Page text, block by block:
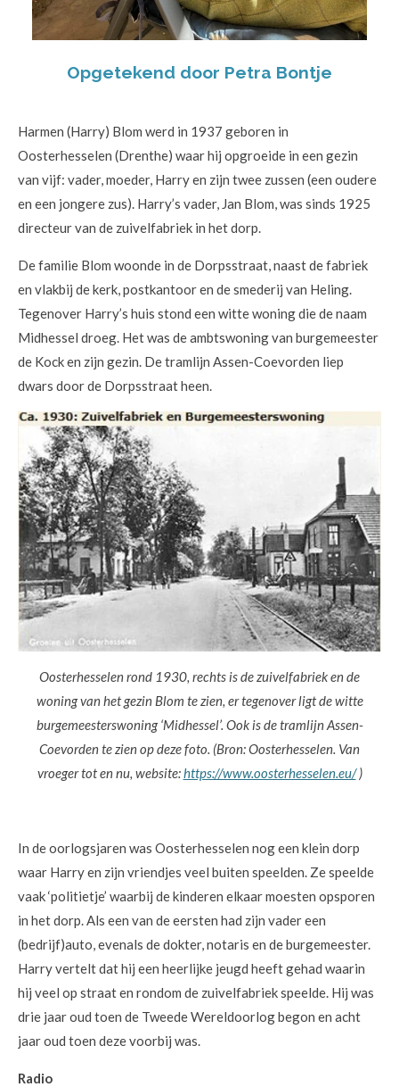
Opgetekend door Petra Bontje
Harmen (Harry) Blom werd in 1937 geboren in
Oosterhesselen (Drenthe) waar hij opgroeide in een gezin
van vijf: vader, moeder, Harry en zijn twee zussen (een oudere
en een jongere zus). Harry’s vader, Jan Blom, was sinds 1925
directeur van de zuivelfabriek in het dorp.
De familie Blom woonde in de Dorpsstraat, naast de fabriek
en vlakbij de kerk, postkantoor en de smederij van Heling.
Tegenover Harry’s huis stond een witte woning die de naam
Midhessel droeg. Het was de ambtswoning van burgemeester
de Kock en zijn gezin. De tramlijn Assen-Coevorden liep
dwars door de Dorpsstraat heen.
Oosterhesselen rond 1930, rechts is de zuivelfabriek en de
woning van het gezin Blom te zien, er tegenover ligt de witte
burgemeesterswoning ‘Midhessel’. Ook is de tramlijn Assen-
Coevorden te zien op deze foto. (Bron: Oosterhesselen. Van
vroeger tot en nu, website: https://www.oosterhesselen.eu/)
In de oorlogsjaren was Oosterhesselen nog een klein dorp
waar Harry en zijn vriendjes veel buiten speelden. Ze speelde
vaak ‘politietje’ waarbij de kinderen elkaar moesten opsporen
in het dorp. Als een van de eersten had zijn vader een
(bedrijf)auto, evenals de dokter, notaris en de burgemeester.
Harry vertelt dat hij een heerlijke jeugd heeft gehad waarin
hij veel op straat en rondom de zuivelfabriek speelde. Hij was
drie jaar oud toen de Tweede Wereldoorlog begon en acht
jaar oud toen deze voorbij was.
Radio